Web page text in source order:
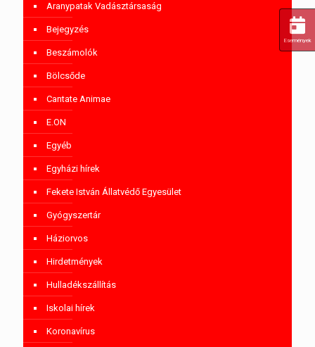
Aranypatak Vadásztársaság
Bejegyzés
Beszámolók
Bölcsőde
Cantate Animae
E.ON
Egyéb
Egyházi hírek
Fekete István Állatvédő Egyesület
Gyógyszertár
Háziorvos
Hirdetmények
Hulladékszállítás
Iskolai hírek
Koronavírus
Események